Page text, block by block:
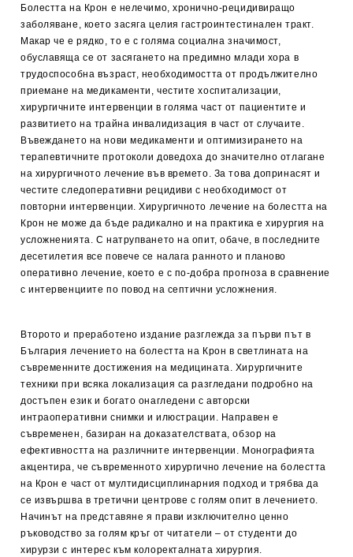
Болестта на Крон е нелечимо, хронично-рецидивиращо
заболяване, което засяга целия гастроинтестинален тракт.
Макар че е рядко, то е с голяма социална значимост,
обуславяща се от засягането на предимно млади хора в
трудоспособна възраст, необходимостта от продължително
приемане на медикаменти, честите хоспитализации,
хирургичните интервенции в голяма част от пациентите и
развитието на трайна инвалидизация в част от случаите.
Въвеждането на нови медикаменти и оптимизирането на
терапевтичните протоколи доведоха до значително отлагане
на хирургичното лечение във времето. За това допринасят и
честите следоперативни рецидиви с необходимост от
повторни интервенции. Хирургичното лечение на болестта на
Крон не може да бъде радикално и на практика е хирургия на
усложненията. С натрупването на опит, обаче, в последните
десетилетия все повече се налага ранното и планово
оперативно лечение, което е с по-добра прогноза в сравнение
с интервенциите по повод на септични усложнения.
Второто и преработено издание разглежда за първи път в
България лечението на болестта на Крон в светлината на
съвременните достижения на медицината. Хирургичните
техники при всяка локализация са разгледани подробно на
достъпен език и богато онагледени с авторски
интраоперативни снимки и илюстрации. Направен е
съвременен, базиран на доказателствата, обзор на
ефективността на различните интервенции. Монографията
акцентира, че съвременното хирургично лечение на болестта
на Крон е част от мултидисциплинарния подход и трябва да
се извършва в третични центрове с голям опит в лечението.
Начинът на представяне я прави изключително ценно
ръководство за голям кръг от читатели – от студенти до
хирурзи с интерес към колоректалната хирургия.